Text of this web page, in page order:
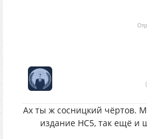
Ах ты ж сосницкий чёртов.
издание НС5, так ещё и